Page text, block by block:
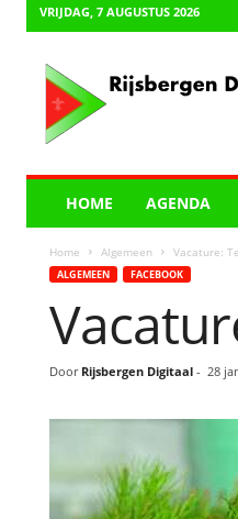
VRIJDAG, 7 AUGUSTUS 2026
HOME AGENDA
Home Algemeen Vacature:
ALGEMEEN FACEBOOK
Door Rijsbergen Digitaal- 28